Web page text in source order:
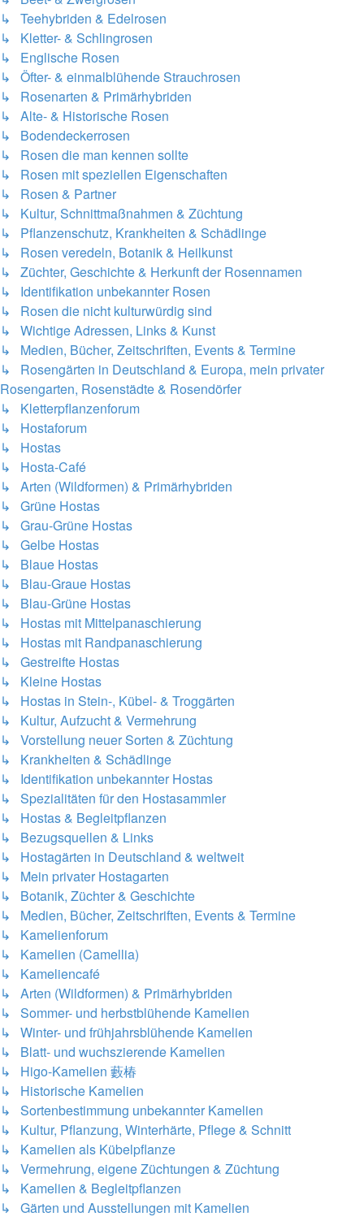
↳ Teehybriden & Edelrosen
↳ Kletter- & Schlingrosen
↳ Englische Rosen
↳ Öfter- & einmalblühende Strauchrosen
↳ Rosenarten & Primärhybriden
↳ Alte- & Historische Rosen
↳ Bodendeckerrosen
↳ Rosen die man kennen sollte
↳ Rosen mit speziellen Eigenschaften
↳ Rosen & Partner
↳ Kultur, Schnittmaßnahmen & Züchtung
↳ Pflanzenschutz, Krankheiten & Schädlinge
↳ Rosen veredeln, Botanik & Heilkunst
↳ Züchter, Geschichte & Herkunft der Rosennamen
↳ Identifikation unbekannter Rosen
↳ Rosen die nicht kulturwürdig sind
↳ Wichtige Adressen, Links & Kunst
↳ Medien, Bücher, Zeitschriften, Events & Termine
↳ Rosengärten in Deutschland & Europa, mein privater
Rosengarten, Rosenstädte & Rosendörfer
↳ Kletterpflanzenforum
↳ Hostaforum
↳ Hostas
↳ Hosta-Café
↳ Arten (Wildformen) & Primärhybriden
↳ Grüne Hostas
↳ Grau-Grüne Hostas
↳ Gelbe Hostas
↳ Blaue Hostas
↳ Blau-Graue Hostas
↳ Blau-Grüne Hostas
↳ Hostas mit Mittelpanaschierung
↳ Hostas mit Randpanaschierung
↳ Gestreifte Hostas
↳ Kleine Hostas
↳ Hostas in Stein-, Kübel- & Troggärten
↳ Kultur, Aufzucht & Vermehrung
↳ Vorstellung neuer Sorten & Züchtung
↳ Krankheiten & Schädlinge
↳ Identifikation unbekannter Hostas
↳ Spezialitäten für den Hostasammler
↳ Hostas & Begleitpflanzen
↳ Bezugsquellen & Links
↳ Hostagärten in Deutschland & weltweit
↳ Mein privater Hostagarten
↳ Botanik, Züchter & Geschichte
↳ Medien, Bücher, Zeitschriften, Events & Termine
↳ Kamelienforum
↳ Kamelien (Camellia)
↳ Kameliencafé
↳ Arten (Wildformen) & Primärhybriden
↳ Sommer- und herbstblühende Kamelien
↳ Winter- und frühjahrsblühende Kamelien
↳ Blatt- und wuchszierende Kamelien
↳ Higo-Kamelien 藪椿
↳ Historische Kamelien
↳ Sortenbestimmung unbekannter Kamelien
↳ Kultur, Pflanzung, Winterhärte, Pflege & Schnitt
↳ Kamelien als Kübelpflanze
↳ Vermehrung, eigene Züchtungen & Züchtung
↳ Kamelien & Begleitpflanzen
↳ Gärten und Ausstellungen mit Kamelien